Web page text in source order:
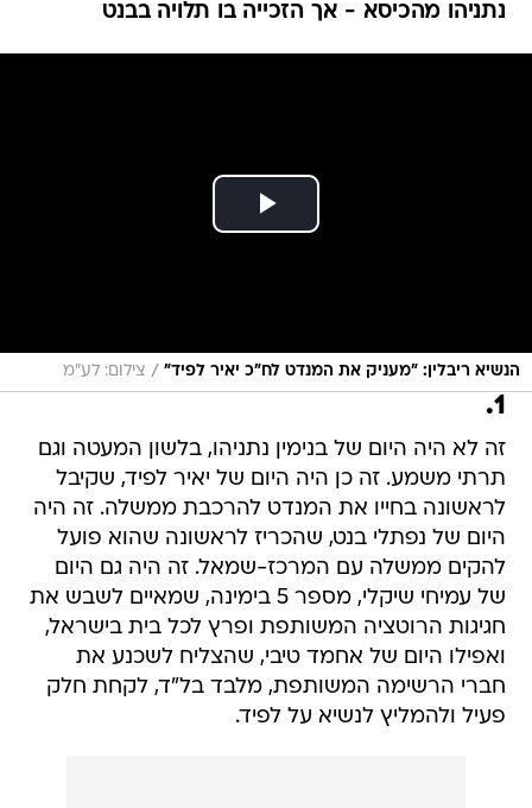
נתניהו מהכיסא - אך הזכייה בו תלויה בבנט
הנשיא ריבלין: "מעניק את המנדט לח"כ יאיר לפיד" / צילום: לע"מ
1.
זה לא היה היום של בנימין נתניהו, בלשון המעטה וגם
תרתי משמע. זה כן היה היום של יאיר לפיד, שקיבל
לראשונה בחייו את המנדט להרכבת ממשלה. זה היה
היום של נפתלי בנט, שהכריז לראשונה שהוא פועל
להקים ממשלה עם המרכז-שמאל. זה היה גם היום
של עמיחי שיקלי, מספר 5 בימינה, שמאיים לשבש את
חגיגות הרוטציה המשותפת ופרץ לכל בית בישראל,
ואפילו היום של אחמד טיבי, שהצליח לשכנע את
חברי הרשימה המשותפת, מלבד בל"ד, לקחת חלק
פעיל ולהמליץ לנשיא על לפיד.